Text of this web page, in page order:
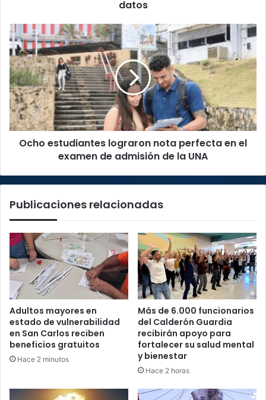
datos
datos
Ocho
estudiantes
lograron
nota
perfecta
en
el
examen
de
admisión
UNA
Ocho estudiantes lograron nota perfecta en el
examen de admisión de la UNA
Publicaciones relacionadas
Adultos mayores en
estado de vulnerabilidad
en San Carlos reciben
beneficios gratuitos
Hace 2 minutos
Más de 6.000 funcionarios
del Calderón Guardia
recibirán apoyo para
fortalecer su salud mental
y bienestar
Hace 2 horas